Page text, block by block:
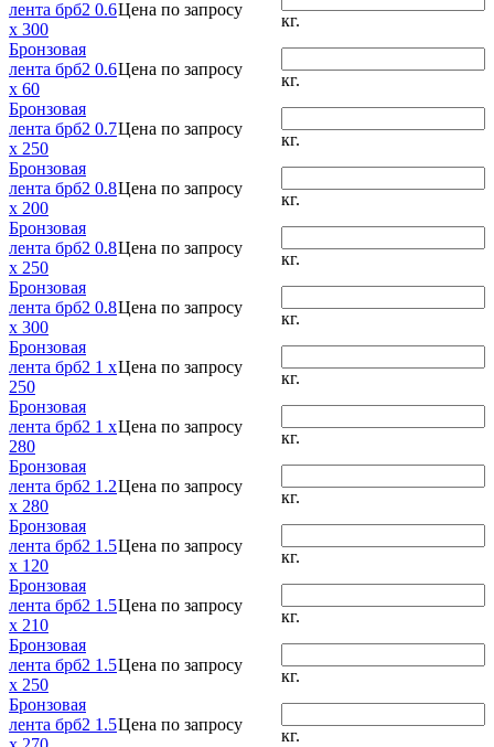
лента брб2 0.6
x 300
Цена по запросу
кг.
Бронзовая
лента брб2 0.6
x 60
Цена по запросу
кг.
Бронзовая
лента брб2 0.7
x 250
Цена по запросу
кг.
Бронзовая
лента брб2 0.8
x 200
Цена по запросу
кг.
Бронзовая
лента брб2 0.8
x 250
Цена по запросу
кг.
Бронзовая
лента брб2 0.8
x 300
Цена по запросу
кг.
Бронзовая
лента брб2 1 x
250
Цена по запросу
кг.
Бронзовая
лента брб2 1 x
280
Цена по запросу
кг.
Бронзовая
лента брб2 1.2
x 280
Цена по запросу
кг.
Бронзовая
лента брб2 1.5
x 120
Цена по запросу
кг.
Бронзовая
лента брб2 1.5
x 210
Цена по запросу
кг.
Бронзовая
лента брб2 1.5
x 250
Цена по запросу
кг.
Бронзовая
лента брб2 1.5Цена по запросу
кг.